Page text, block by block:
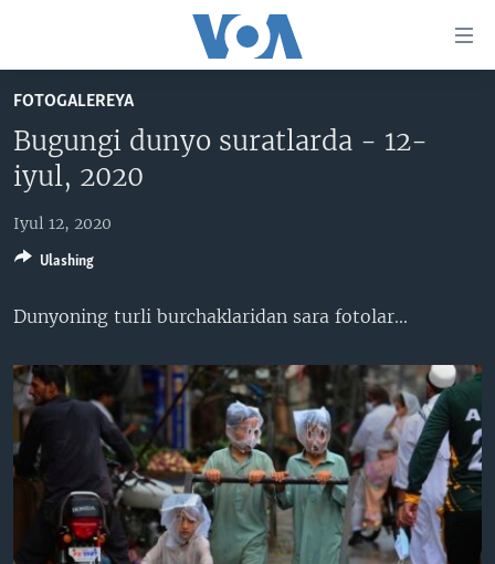
boring
Boshiga
Qidiruvga
o'ting
AMERIKA
MARKAZIY OSIYO
XALQARO
MULTIMEDIA
XALQARO HAYOT
VASHINGTON CHOYXONASI
MOBIL-SALOM!
VIDEO
XABARLAR SURATLARDA
FACEBOOK
YOUTUBE
INSTAGRAM
ODNOKLASSNIKI
TELEGRAM
INGLIZ TILI DARSLARI
EDITORIAL
Learning English
FOTOGALEREYA
Bugungi dunyo suratlarda - 12-
iyul, 2020
Iyul 12, 2020
Dunyoning turli burchaklaridan sara fotolar...
Ulashing